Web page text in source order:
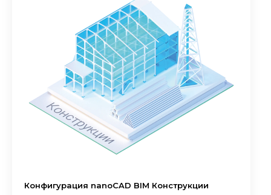
Конфигурация nanoCAD BIM Конструкции